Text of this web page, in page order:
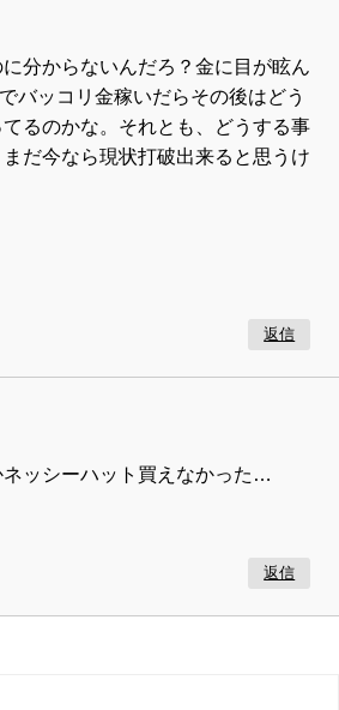
分からないんだろ？金に目が眩ん
バッコリ金稼いだらその後はどう
るのかな。それとも、どうする事
だ今なら現状打破出来ると思うけ
返信
ッシーハット買えなかった…
返信